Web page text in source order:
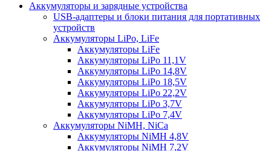
Аккумуляторы и зарядные устройства
USB-адаптеры и блоки питания для портативных
устройств
Аккумуляторы LiPo, LiFe
Аккумуляторы LiFe
Аккумуляторы LiPo 11,1V
Аккумуляторы LiPo 14,8V
Аккумуляторы LiPo 18,5V
Аккумуляторы LiPo 22,2V
Аккумуляторы LiPo 3,7V
Аккумуляторы LiPo 7,4V
Аккумуляторы NiMH, NiCa
Аккумуляторы NiMH 4,8V
Аккумуляторы NiMH 7,2V